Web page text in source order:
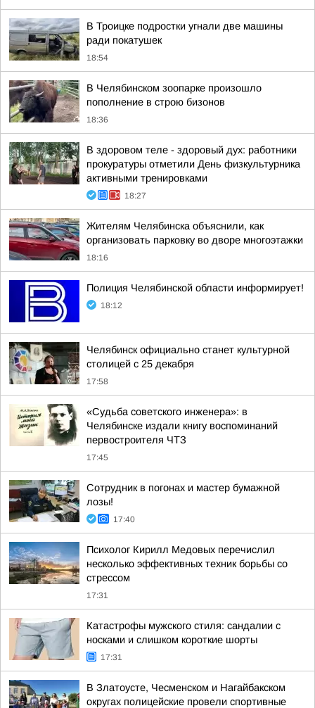
В Троицке подростки угнали две машины
ради покатушек
18:54
В Челябинском зоопарке произошло
пополнение в строю бизонов
18:36
В здоровом теле - здоровый дух: работники
прокуратуры отметили День физкультурника
активными тренировками
18:27
Жителям Челябинска объяснили, как
организовать парковку во дворе многоэтажки
18:16
Полиция Челябинской области информирует!
18:12
Челябинск официально станет культурной
столицей с 25 декабря
17:58
«Судьба советского инженера»: в
Челябинске издали книгу воспоминаний
первостроителя ЧТЗ
17:45
Сотрудник в погонах и мастер бумажной
лозы!
17:40
Психолог Кирилл Медовых перечислил
несколько эффективных техник борьбы со
стрессом
17:31
Катастрофы мужского стиля: сандалии с
носками и слишком короткие шорты
17:31
В Златоусте, Чесменском и Нагайбакском
округах полицейские провели спортивные